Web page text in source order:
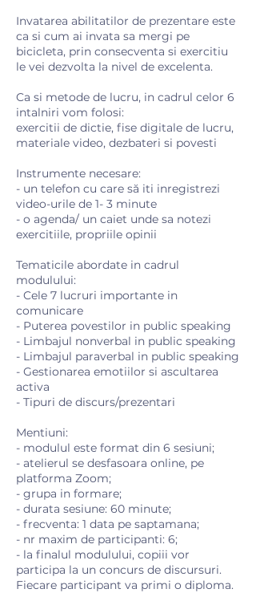
Invatarea abilitatilor de prezentare este
ca si cum ai invata sa mergi pe
bicicleta, prin consecventa si exercitiu
le vei dezvolta la nivel de excelenta.
Ca si metode de lucru, in cadrul celor 6
intalniri vom folosi:
exercitii de dictie, fise digitale de lucru,
materiale video, dezbateri si povesti
Instrumente necesare:
- un telefon cu care să iti inregistrezi
video-urile de 1- 3 minute
- o agenda/ un caiet unde sa notezi
exercitiile, propriile opinii
Tematicile abordate in cadrul
modulului:
- Cele 7 lucruri importante in
comunicare
- Puterea povestilor in public speaking
- Limbajul nonverbal in public speaking
- Limbajul paraverbal in public speaking
- Gestionarea emotiilor si ascultarea
activa
- Tipuri de discurs/prezentari
Mentiuni:
- modulul este format din 6 sesiuni;
- atelierul se desfasoara online, pe
platforma Zoom;
- grupa in formare;
- durata sesiune: 60 minute;
- frecventa: 1 data pe saptamana;
- nr maxim de participanti: 6;
- la finalul modulului, copiii vor
participa la un concurs de discursuri.
Fiecare participant va primi o diploma.